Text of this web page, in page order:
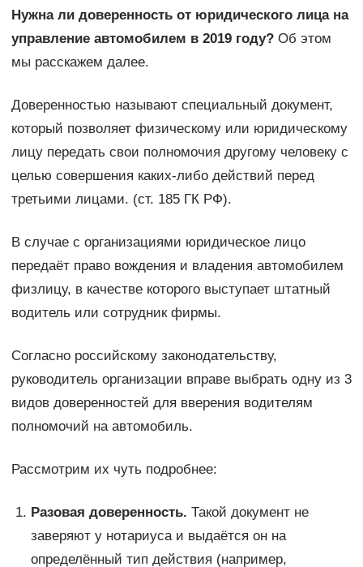
Нужна ли доверенность от юридического лица на
управление автомобилем в 2019 году?Об этом
мы расскажем далее.
Доверенностью называют специальный документ,
который позволяет физическому или юридическому
лицу передать свои полномочия другому человеку с
целью совершения каких-либо действий перед
третьими лицами. (ст. 185 ГК РФ).
В случае с организациями юридическое лицо
передаёт право вождения и владения автомобилем
физлицу, в качестве которого выступает штатный
водитель или сотрудник фирмы.
Согласно российскому законодательству,
руководитель организации вправе выбрать одну из 3
видов доверенностей для вверения водителям
полномочий на автомобиль.
Рассмотрим их чуть подробнее:
Разовая доверенность. Такой документ не
заверяют у нотариуса и выдаётся он на
определённый тип действия (например,